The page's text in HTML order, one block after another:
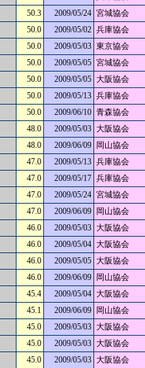
50.3 2009/05/24 宮城協会
50.0 2009/05/02 兵庫協会
50.0 2009/05/03 東京協会
50.0 2009/05/05 宮城協会
50.0 2009/05/05 大阪協会
50.0 2009/05/13 兵庫協会
50.0 2009/06/10 青森協会
48.0 2009/05/03 大阪協会
48.0 2009/06/09
岡山協会
47.0 2009/05/13 兵庫協会
47.0 2009/05/17 兵庫協会
47.0 2009/05/24 宮城協会
47.0 2009/06/09
岡山協会
46.0 2009/05/03 大阪協会
46.0 2009/05/04 大阪協会
46.0 2009/05/05 大阪協会
46.0 2009/06/09
岡山協会
45.4 2009/05/04 大阪協会
45.1 2009/06/09
岡山協会
45.0 2009/05/03 大阪協会
45.0 2009/05/03 大阪協会
45.0 2009/05/03 大阪協会